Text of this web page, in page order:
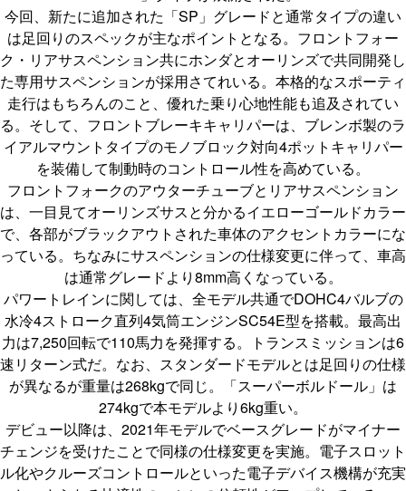
今回、新たに追加された「SP」グレードと通常タイプの違い
は足回りのスペックが主なポイントとなる。フロントフォー
ク・リアサスペンション共にホンダとオーリンズで共同開発し
た専用サスペンションが採用さてれいる。本格的なスポーティ
走行はもちろんのこと、優れた乗り心地性能も追及されてい
る。そして、フロントブレーキキャリパーは、ブレンボ製のラ
イアルマウントタイプのモノブロック対向4ポットキャリパー
を装備して制動時のコントロール性を高めている。
フロントフォークのアウターチューブとリアサスペンション
は、一目見てオーリンズサスと分かるイエローゴールドカラー
で、各部がブラックアウトされた車体のアクセントカラーにな
っている。ちなみにサスペンションの仕様変更に伴って、車高
は通常グレードより8mm高くなっている。
パワートレインに関しては、全モデル共通でDOHC4バルブの
水冷4ストローク直列4気筒エンジンSC54E型を搭載。最高出
力は7,250回転で110馬力を発揮する。トランスミッションは6
速リターン式だ。なお、スタンダードモデルとは足回りの仕様
が異なるが重量は268kgで同じ。「スーパーボルドール」は
274kgで本モデルより6kg重い。
デビュー以降は、2021年モデルでベースグレードがマイナー
チェンジを受けたことで同様の仕様変更を実施。電子スロット
ル化やクルーズコントロールといった電子デバイス機構が充実